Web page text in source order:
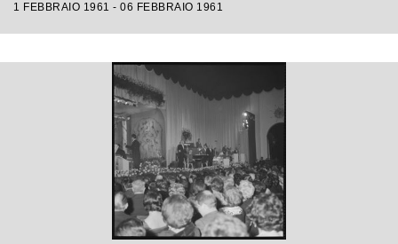
1 FEBBRAIO 1961 - 06 FEBBRAIO 1961